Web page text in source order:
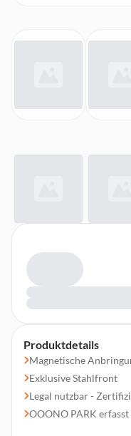
Produktdetails
Magnetische
Exklusive Stahlfront
Legal nutzbar -
OOONO PARK